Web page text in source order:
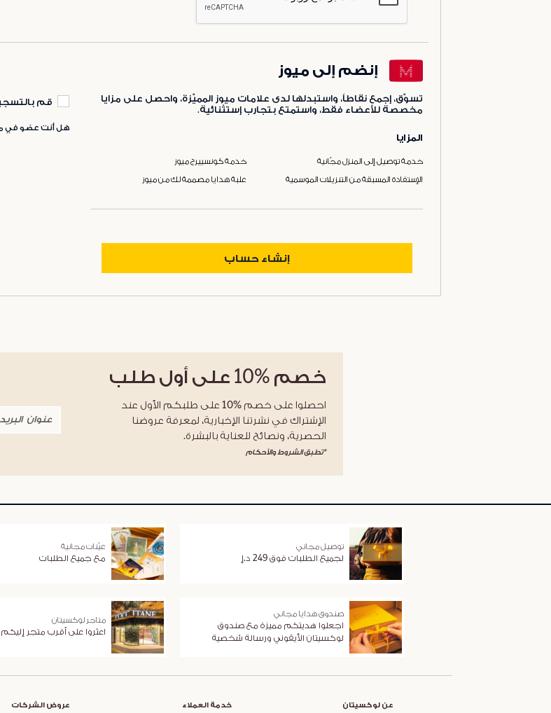
إنضم إلى ميوز
تسوّق، إجمع نقاطاً، واستبدلها لدى علامات ميوز المميّزة، واحصل على مزايا
مخصصة للأعضاء فقط، واستمتع بتجارب إستثنائية.
المزايا
خدمة توصيل إلى المنزل مجّانية خدمة كونسييرج ميوز
الإستفادة المسبقة من التنزيلات الموسمية علبة هدايا مصممة لك من ميوز
إنشاء حساب
قم
هل أنت عضو في
خصم %10 على أول طلب
احصلوا على خصم %10 على طلبكم الأول عند
الإشتراك في نشرتنا الإخبارية، لمعرفة عروضنا
الحصرية، ونصائح للعناية بالبشرة.
*تطبق الشروط والأحكام
توصيل مجاني
لجميع الطلبات فوق 249 د.إ
عيّنات مجانية
مع جميع الطلبات
صندوق هدايا مجاني
اجعلوا هديتكم مميزة مع صندوق
لوكسيتان الأيقوني ورسالة شخصية
متاجر لوكسيتان
اعثروا على أقرب متجر إليكم
عن لوكسيتان خدمة العملاء عروض الشركات